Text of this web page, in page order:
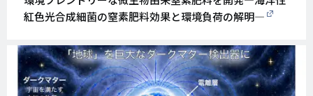
日
紅色光合成細菌の窒素肥料効果と環境負荷の解明―